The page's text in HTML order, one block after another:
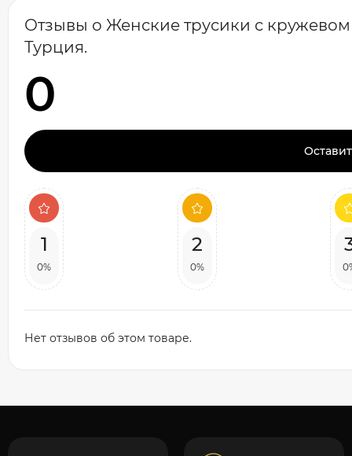
Отзывы о Женские трусики с кружевом
Турция.
0
1
0%
2
0%
Нет отзывов об этом товаре.